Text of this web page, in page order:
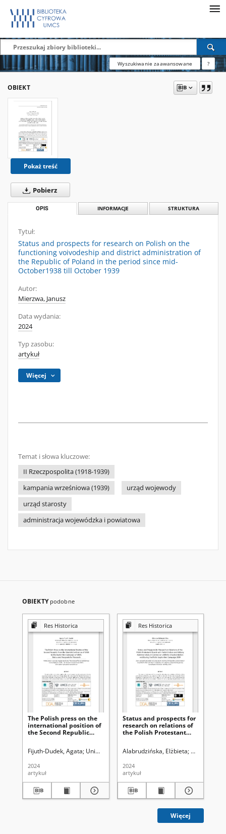
Wyszukiwanie zaawansowane ?
OBIEKT
Pokaż treść
Pobierz
OPIS INFORMACJE STRUKTURA
Tytuł:
Status and prospects for research on Polish on the
functioning voivodeship and district administration of
the Republic of Poland in the period since mid-
October1938 till October 1939
Autor:
Mierzwa, Janusz
Data wydania:
2024
Typ zasobu:
artykuł
Więcej
Temat i słowa kluczowe:
II Rzeczpospolita (1918-1939)
kampania wrześniowa (1939)
urząd wojewody
urząd starosty
administracja wojewódzka i powiatowa
OBIEKTY podobne
Res Historica
The Polish press on the
international position of
the Second Republic
September Campaign of
prospects for research
Fijuth-Dudek, Agata Uniwersytet Marii Curie-Skłodowskiej (Lublin).
2024
artykuł
Res Historica
Status and prospects for
research on relations of
the Polish Protestant
civilian and military
administration, in
situation before and
during the Polish
September Campaign
1939
Alabrudzińska, Elżbieta Uniwersytet
2024
artykuł
Więcej